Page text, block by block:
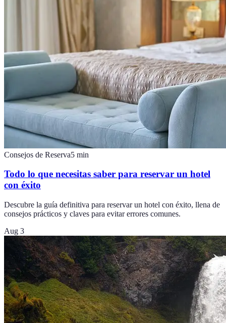
Consejos de Reserva5 min
Todo lo que necesitas saber para reservar un hotel
con éxito
Descubre la guía definitiva para reservar un hotel con éxito, llena de
consejos prácticos y claves para evitar errores comunes.
Aug 3